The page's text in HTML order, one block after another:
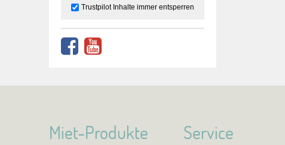
Trustpilot Inhalte immer entsperren
Miet-Produkte Service